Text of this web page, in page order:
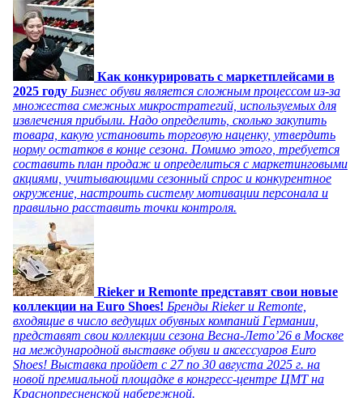
Как конкурировать с маркетплейсами в
2025 году Бизнес обуви является сложным процессом из-за
множества смежных микростратегий, используемых для
извлечения прибыли. Надо определить, сколько закупить
товара, какую установить торговую наценку, утвердить
норму остатков в конце сезона. Помимо этого, требуется
составить план продаж и определиться с маркетинговыми
акциями, учитывающими сезонный спрос и конкурентное
окружение, настроить систему мотивации персонала и
правильно расставить точки контроля.
Rieker и Remonte представят свои новые
коллекции на Euro Shoes! Бренды Rieker и Remonte,
входящие в число ведущих обувных компаний Германии,
представят свои коллекции сезона Весна-Лето’26 в Москве
на международной выставке обуви и аксессуаров Euro
Shoes! Выставка пройдет c 27 по 30 августа 2025 г. на
новой премиальной площадке в конгресс-центре ЦМТ на
Краснопресненской набережной.